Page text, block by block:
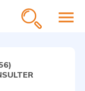
menu